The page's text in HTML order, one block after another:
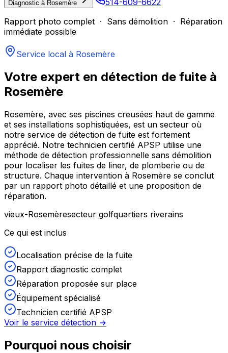
Diagnostic à Rosemère
Rapport photo complet · Sans démolition · Réparation
immédiate possible
Service local à Rosemère
Votre expert en détection de fuite à
Rosemère
Rosemère, avec ses piscines creusées haut de gamme
et ses installations sophistiquées, est un secteur où
notre service de détection de fuite est fortement
apprécié. Notre technicien certifié APSP utilise une
méthode de détection professionnelle sans démolition
pour localiser les fuites de liner, de plomberie ou de
structure. Chaque intervention à Rosemère se conclut
par un rapport photo détaillé et une proposition de
réparation.
vieux-Rosemèresecteur golfquartiers riverains
Ce qui est inclus
Localisation précise de la fuite
Rapport diagnostic complet
Réparation proposée sur place
Équipement spécialisé
Technicien certifié APSP
Voir le service détection →
Pourquoi nous choisir